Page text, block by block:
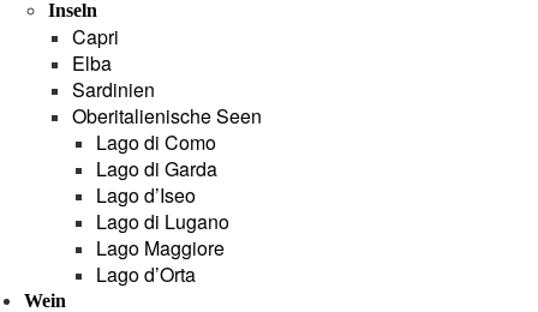
Inseln
Capri
Elba
Sardinien
Oberitalienische Seen
Lago di Como
Lago di Garda
Lago d’Iseo
Lago di Lugano
Lago Maggiore
Lago d’Orta
Wein